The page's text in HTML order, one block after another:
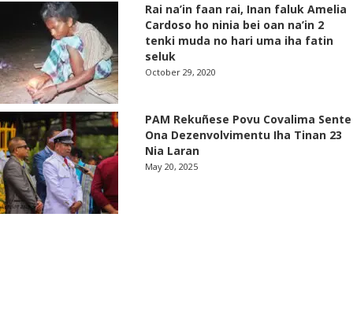
Rai na’in faan rai, Inan faluk Amelia
Cardoso ho ninia bei oan na’in 2
tenki muda no hari uma iha fatin
seluk
October 29, 2020
PAM Rekuñese Povu Covalima Sente
Ona Dezenvolvimentu Iha Tinan 23
Nia Laran
May 20, 2025